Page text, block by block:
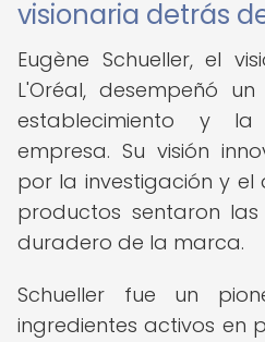
visionaria detrás
Eugène Schueller, el
L'Oréal, desempeñó
establecimiento y
empresa. Su visión
por la investigación y el
productos sentaron
duradero de la marca.
Schueller fue un
ingredientes activos en